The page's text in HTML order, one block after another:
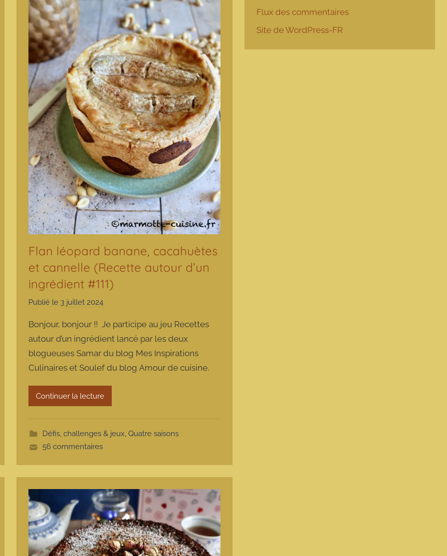
Flan léopard banane, cacahuètes
et cannelle (Recette autour d’un
ingrédient #111)
Publié le 3 juillet 2024
r
m
a
r
o
t
e
Bonjour, bonjour !! Je participe au jeu Recettes
autour d’un ingrédient lancé par les deux
blogueuses Samar du blog Mes Inspirations
Culinaires et Soulef du blog Amour de cuisine.
Continuer la lecture
Défis, challenges & jeux, Quatre saisons
56 commentaires
Flux des commentaires
Site de WordPress-FR